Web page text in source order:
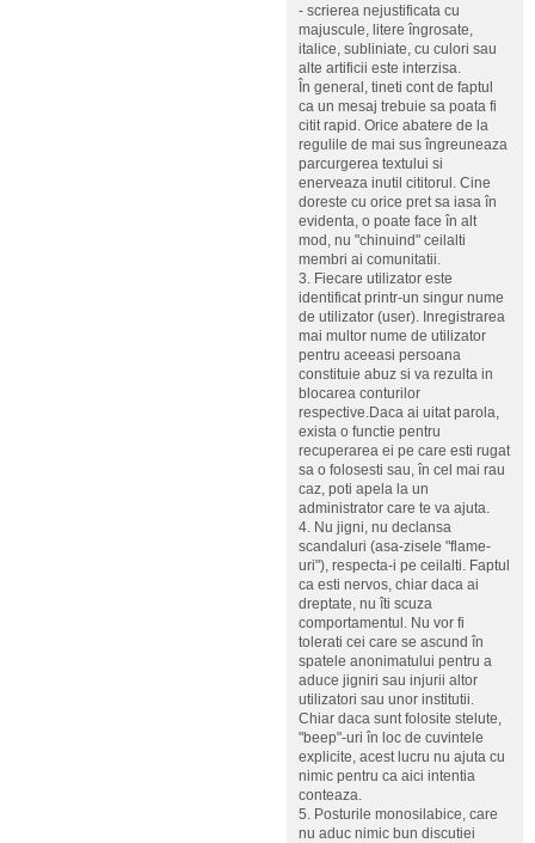
- scrierea nejustificata cu
majuscule, litere îngrosate,
italice, subliniate, cu culori sau
alte artificii este interzisa.
În general, tineti cont de faptul
ca un mesaj trebuie sa poata fi
citit rapid. Orice abatere de la
regulile de mai sus îngreuneaza
parcurgerea textului si
enerveaza inutil cititorul. Cine
doreste cu orice pret sa iasa în
evidenta, o poate face în alt
mod, nu "chinuind" ceilalti
membri ai comunitatii.
3. Fiecare utilizator este
identificat printr-un singur nume
de utilizator (user). Inregistrarea
mai multor nume de utilizator
pentru aceeasi persoana
constituie abuz si va rezulta in
blocarea conturilor
respective.Daca ai uitat parola,
exista o functie pentru
recuperarea ei pe care esti rugat
sa o folosesti sau, în cel mai rau
caz, poti apela la un
administrator care te va ajuta.
4. Nu jigni, nu declansa
scandaluri (asa-zisele "flame-
uri"), respecta-i pe ceilalti. Faptul
ca esti nervos, chiar daca ai
dreptate, nu îti scuza
comportamentul. Nu vor fi
tolerati cei care se ascund în
spatele anonimatului pentru a
aduce jigniri sau injurii altor
utilizatori sau unor institutii.
Chiar daca sunt folosite stelute,
"beep"-uri în loc de cuvintele
explicite, acest lucru nu ajuta cu
nimic pentru ca aici intentia
conteaza.
5. Posturile monosilabice, care
nu aduc nimic bun discutiei